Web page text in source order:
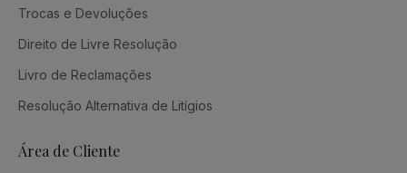
Trocas e Devoluções
Direito de Livre Resolução
Livro de Reclamações
Resolução Alternativa de Litígios
Área de Cliente